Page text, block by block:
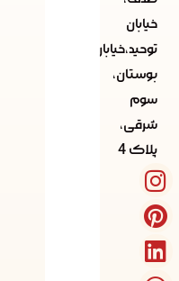
خیابان
توحید،خیابان
بوستان،
سوم
شرقی،
پلاک 4